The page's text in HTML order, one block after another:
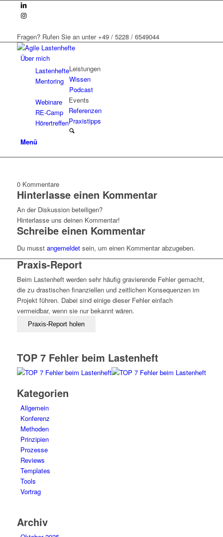
Fragen? Rufen Sie an unter +49 / 5228 / 6549044
Über mich
Leistungen
Lastenhefte
Mentoring
Wissen
Podcast
Events
Webinare
RE-Camp
Hörertreffen
Referenzen
Praxistipps
Menü
0 Kommentare
Hinterlasse einen Kommentar
An der Diskussion beteiligen?
Hinterlasse uns deinen Kommentar!
Schreibe einen Kommentar
Du musst angemeldetsein, um einen Kommentar abzugeben.
Praxis-Report
Beim Lastenheft werden sehr häufig gravierende Fehler gemacht,
die zu drastischen finanziellen und zeitlichen Konsequenzen im
Projekt führen. Dabei sind einige dieser Fehler einfach
vermeidbar, wenn sie nur bekannt wären.
TOP 7 Fehler beim Lastenheft
Kategorien
Allgemein
Konferenz
Methoden
Prinzipien
Prozesse
Reviews
Templates
Tools
Vortrag
Archiv